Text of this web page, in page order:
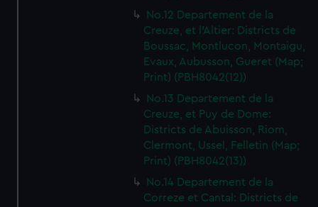
No.12 Departement de la
Creuze, et l'Altier: Districts de
Boussac, Montlucon, Montaigu,
Evaux, Aubusson, Gueret (Map;
Print) (PBH8042(12))
No.13 Departement de la
Creuze, et Puy de Dome:
Districts de Abuisson, Riom,
Clermont, Ussel, Felletin (Map;
Print) (PBH8042(13))
No.14 Departement de la
Correze et Cantal: Districts de